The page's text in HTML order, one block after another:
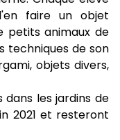
faire un objet
petits animaux de
techniques de son
objets divers,
dans les jardins de
2021 et resteront